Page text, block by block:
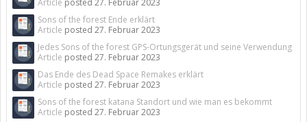
Article posted 27. Februar 2023
Sons of the forest Ende erklärt
Article posted 27. Februar 2023
Jedes Sons of the forest GPS-Ortungsgerät und seine Verwendung
Article posted 27. Februar 2023
Das Ende des Dead Space Remakes erklärt
Article posted 27. Februar 2023
Sons of the forest katana Standort und wie man es bekommt
Article posted 27. Februar 2023